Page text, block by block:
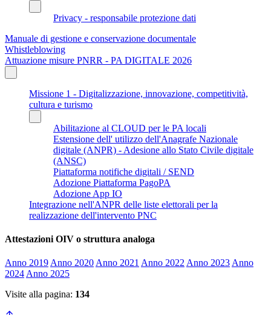
Privacy - responsabile protezione dati
Manuale di gestione e conservazione documentale
Whistleblowing
Attuazione misure PNRR - PA DIGITALE 2026
Missione 1 - Digitalizzazione, innovazione, competitività,
cultura e turismo
Abilitazione al CLOUD per le PA locali
Estensione dell' utilizzo dell'Anagrafe Nazionale
digitale (ANPR) - Adesione allo Stato Civile digitale
(ANSC)
Piattaforma notifiche digitali / SEND
Adozione Piattaforma PagoPA
Adozione App IO
Integrazione nell'ANPR delle liste elettorali per la
realizzazione dell'intervento PNC
Attestazioni OIV o struttura analoga
Anno 2019 Anno 2020 Anno 2021 Anno 2022 Anno 2023 Anno
2024 Anno 2025
Visite alla pagina: 134